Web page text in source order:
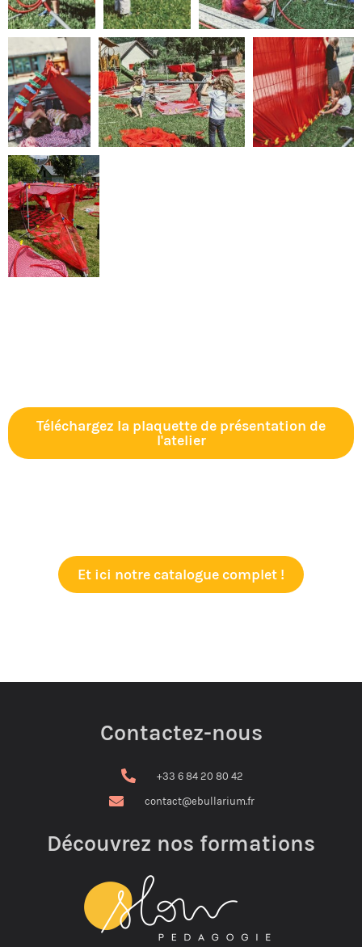
Téléchargez la plaquette de présentation de
l'atelier
Et ici notre catalogue complet !
Contactez-nous
+33 6 84 20 80 42
contact@ebullarium.fr
Découvrez nos formations